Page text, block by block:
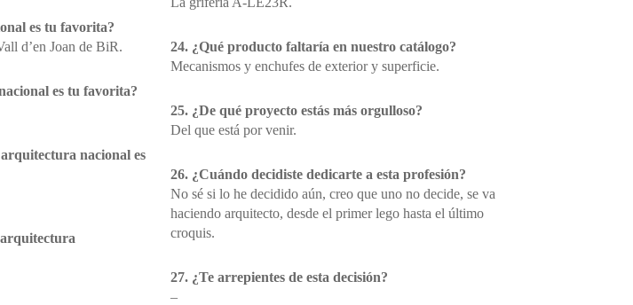
es tu favorita?
d’en Joan de BiR.
es tu favorita?
nacional es
24. ¿Qué producto faltaría en nuestro catálogo?
Mecanismos y enchufes de exterior y superficie.
25. ¿De qué proyecto estás más orgulloso?
Del que está por venir.
26. ¿Cuándo decidiste dedicarte a esta profesión?
No sé si lo he decidido aún, creo que uno no decide, se va
haciendo arquitecto, desde el primer lego hasta el último
croquis.
27. ¿Te arrepientes de esta decisión?
–